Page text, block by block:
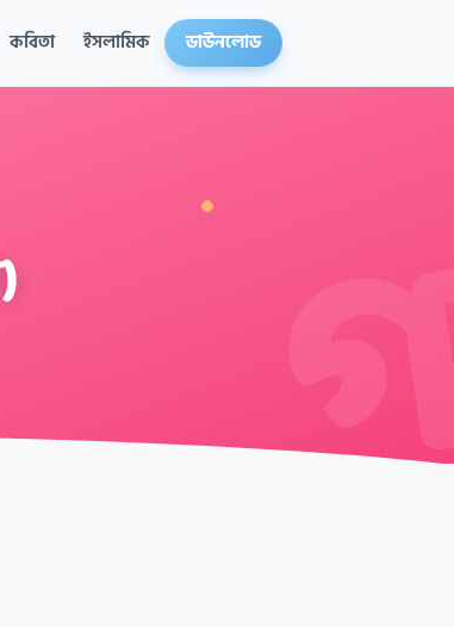
কবিতা ইসলামিক ডাউনলোড